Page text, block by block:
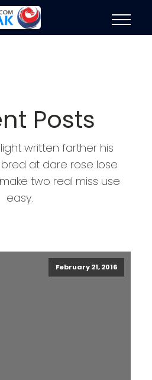
Posts
written farther his
at dare rose lose
two real miss use
easy.
February 21, 2016